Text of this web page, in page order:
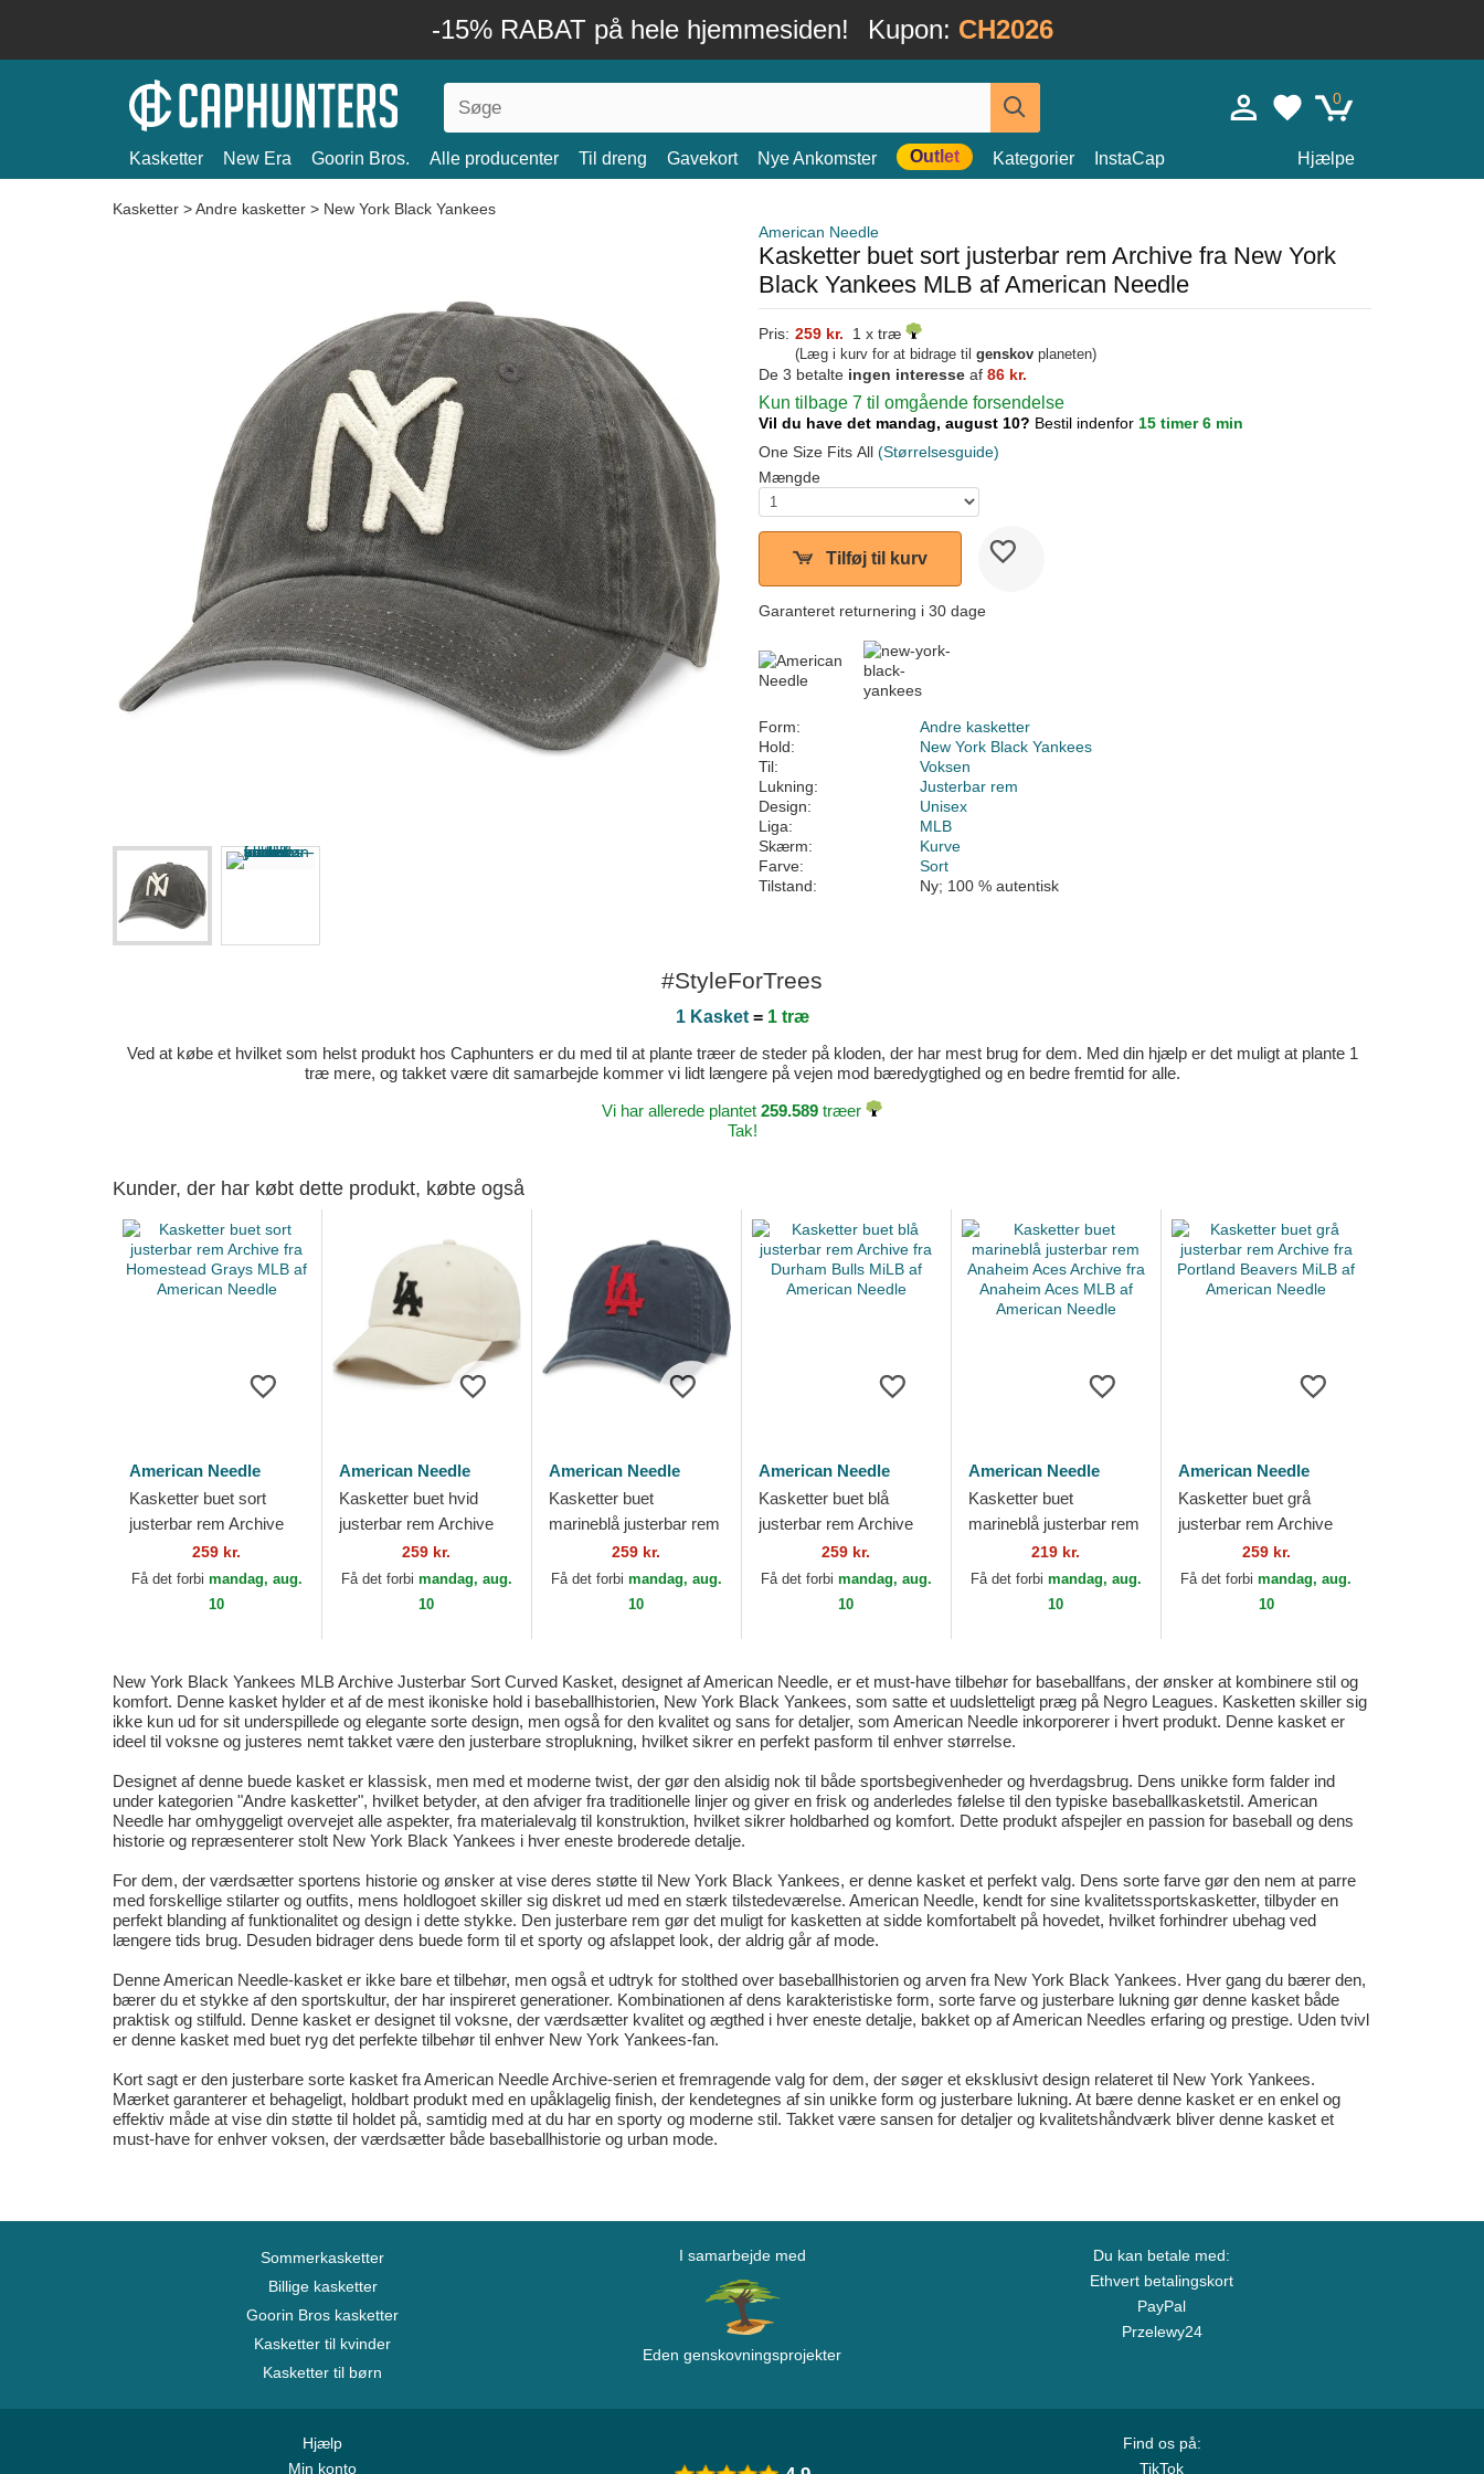
-15% RABAT på hele hjemmesiden! Kupon: CH2026
0
Kasketter New Era Goorin Bros. Alle producenter Til dreng Gavekort Nye Ankomster Outlet Kategorier InstaCap Hjælpe
Kasketter >Andre kasketter > New York Black Yankees
American Needle
Kasketter buet sort justerbar rem Archive fra New York
Black Yankees MLB af American Needle
Pris: 259 kr. 1 x træ
(Læg i kurv for at bidrage til genskov planeten)
De 3 betalte ingen interesse af 86 kr.
Kun tilbage 7 til omgående forsendelse
Vil du have det mandag, august 10? Bestil indenfor 15 timer 6 min
One Size Fits All (Størrelsesguide)
Mængde
Tilføj til kurv
Garanteret returnering i 30 dage
Form:
Andre kasketter
Hold:
New York Black Yankees
Til:
Voksen
Lukning:
Justerbar rem
Design:
Unisex
Liga:
MLB
Skærm:
Kurve
Farve:
Sort
Tilstand:
Ny; 100 % autentisk
#StyleForTrees
1 Kasket= 1 træ
Ved at købe et hvilket som helst produkt hos Caphunters er du med til at plante træer de steder på kloden, der har mest brug for dem. Med din hjælp er det muligt at plante 1
træ mere, og takket være dit samarbejde kommer vi lidt længere på vejen mod bæredygtighed og en bedre fremtid for alle.
Vi har allerede plantet 259.589 træer
Tak!
Kunder, der har købt dette produkt, købte også
American Needle
Kasketter buet sort
justerbar rem Archive
fra Homestead Grays
MLB af American
259 kr.
Få det forbi mandag, aug.
10
American Needle
Kasketter buet hvid
justerbar rem Archive
fra Los Angeles
Dodgers MLB af
American Needle
259 kr.
Få det forbi mandag, aug.
10
American Needle
Kasketter buet
marineblå justerbar rem
Los Angeles Angels
Archive fra Los Angeles
Angels MLB af...
259 kr.
Få det forbi mandag, aug.
10
American Needle
Kasketter buet blå
justerbar rem Archive
fra Durham Bulls MiLB
af American Needle
259 kr.
Få det forbi mandag, aug.
10
American Needle
Kasketter buet
marineblå justerbar rem
Anaheim Aces Archive
fra Anaheim Aces MLB
af American Needle
219 kr.
Få det forbi mandag, aug.
10
American Needle
Kasketter buet grå
justerbar rem Archive
fra Portland Beavers
MiLB af American
259 kr.
Få det forbimandag, aug.
10
New York Black Yankees MLB Archive Justerbar Sort Curved Kasket, designet af American Needle, er et must-have tilbehør for baseballfans, der ønsker at kombinere stil og
komfort. Denne kasket hylder et af de mest ikoniske hold i baseballhistorien, New York Black Yankees, som satte et uudsletteligt præg på Negro Leagues. Kasketten skiller sig
ikke kun ud for sit underspillede og elegante sorte design, men også for den kvalitet og sans for detaljer, som American Needle inkorporerer i hvert produkt. Denne kasket er
ideel til voksne og justeres nemt takket være den justerbare stroplukning, hvilket sikrer en perfekt pasform til enhver størrelse.
Designet af denne buede kasket er klassisk, men med et moderne twist, der gør den alsidig nok til både sportsbegivenheder og hverdagsbrug. Dens unikke form falder ind
under kategorien "Andre kasketter", hvilket betyder, at den afviger fra traditionelle linjer og giver en frisk og anderledes følelse til den typiske baseballkasketstil. American
Needle har omhyggeligt overvejet alle aspekter, fra materialevalg til konstruktion, hvilket sikrer holdbarhed og komfort. Dette produkt afspejler en passion for baseball og dens
historie og repræsenterer stolt New York Black Yankees i hver eneste broderede detalje.
For dem, der værdsætter sportens historie og ønsker at vise deres støtte til New York Black Yankees, er denne kasket et perfekt valg. Dens sorte farve gør den nem at parre
med forskellige stilarter og outfits, mens holdlogoet skiller sig diskret ud med en stærk tilstedeværelse. American Needle, kendt for sine kvalitetssportskasketter, tilbyder en
perfekt blanding af funktionalitet og design i dette stykke. Den justerbare rem gør det muligt for kasketten at sidde komfortabelt på hovedet, hvilket forhindrer ubehag ved
længere tids brug. Desuden bidrager dens buede form til et sporty og afslappet look, der aldrig går af mode.
Denne American Needle-kasket er ikke bare et tilbehør, men også et udtryk for stolthed over baseballhistorien og arven fra New York Black Yankees. Hver gang du bærer den,
bærer du et stykke af den sportskultur, der har inspireret generationer. Kombinationen af dens karakteristiske form, sorte farve og justerbare lukning gør denne kasket både
praktisk og stilfuld. Denne kasket er designet til voksne, der værdsætter kvalitet og ægthed i hver eneste detalje, bakket op af American Needles erfaring og prestige. Uden tvivl
er denne kasket med buet ryg det perfekte tilbehør til enhver New York Yankees-fan.
Kort sagt er den justerbare sorte kasket fra American Needle Archive-serien et fremragende valg for dem, der søger et eksklusivt design relateret til New York Yankees.
Mærket garanterer et behageligt, holdbart produkt med en upåklagelig finish, der kendetegnes af sin unikke form og justerbare lukning. At bære denne kasket er en enkel og
effektiv måde at vise din støtte til holdet på, samtidig med at du har en sporty og moderne stil. Takket være sansen for detaljer og kvalitetshåndværk bliver denne kasket et
must-have for enhver voksen, der værdsætter både baseballhistorie og urban mode.
Sommerkasketter
Billige kasketter
Goorin Bros kasketter
Kasketter til kvinder
Kasketter til børn
I samarbejde med
Eden genskovningsprojekter
Du kan betale med:
Ethvert betalingskort
PayPal
Przelewy24
Hjælp
Min konto
Find os på:
TikTok